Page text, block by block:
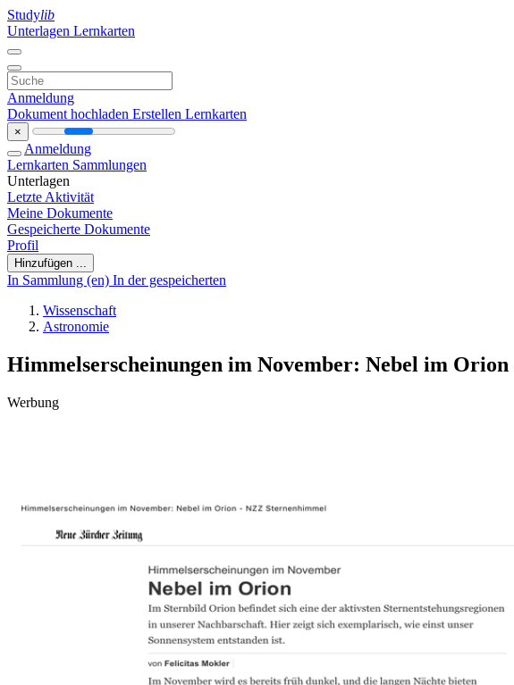
Studylib
Unterlagen Lernkarten
Anmeldung
Dokument hochladen Erstellen Lernkarten
×
Anmeldung
Lernkarten Sammlungen
Unterlagen
Letzte Aktivität
Meine Dokumente
Gespeicherte Dokumente
Profil
Hinzufügen ...
In Sammlung (en) In der gespeicherten
Wissenschaft
Astronomie
Himmelserscheinungen im November: Nebel im Orion
Werbung